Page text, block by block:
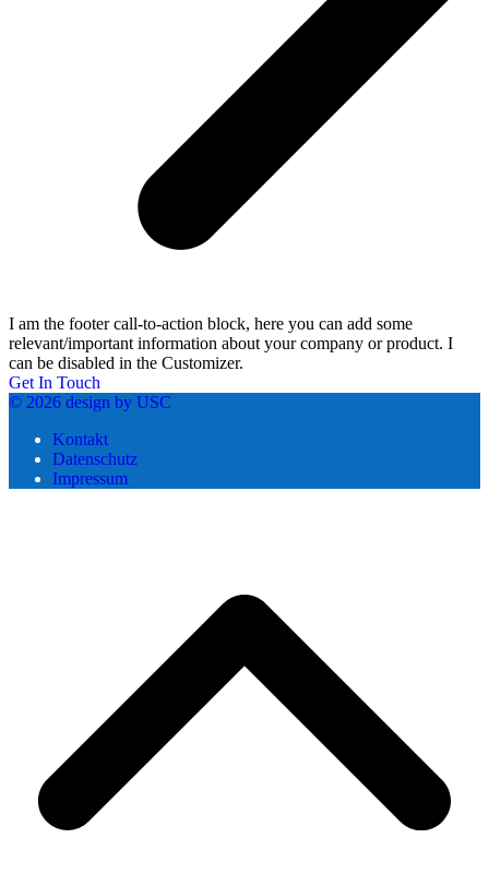
I am the footer call-to-action block, here you can add some
relevant/important information about your company or product. I
can be disabled in the Customizer.
Get In Touch
© 2026 design by USC
Kontakt
Datenschutz
Impressum